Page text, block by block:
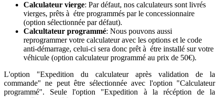
Calculateur vierge: Par défaut, nos calculateurs sont livrés
vierges, prêts à étre programmés par le concessionnaire
(option sélectionnée par défaut).
Calcultateur programmé: Nous pouvons aussi
reprogrammer votre calculateur avec les options et le code
anti-démarrage, celui-ci sera donc prêt à étre installé sur votre
véhicule (option calculateur programmé au prix de 50€).
L'option "Expedition du calculateur après validation de la
commande" ne peut être sélectionnée avec l'option "Calculateur
programmé". Seule l'option "Expedition à la récéption de la